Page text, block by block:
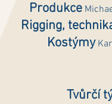
Produkce
Rigging,
Kostýmy
Tvůrčí